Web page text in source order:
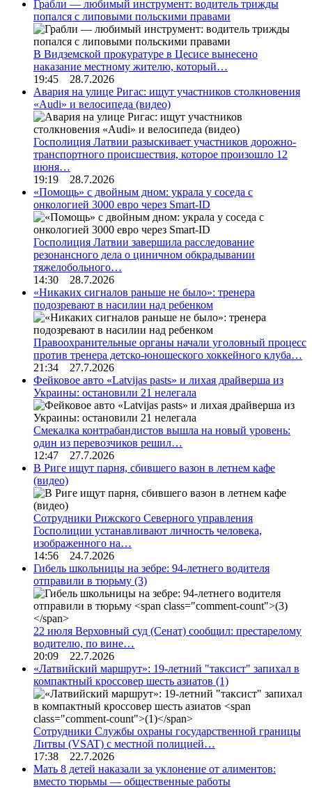
Грабли — любимый инструмент: водитель трижды
попался с липовыми польскими правами
В Видземской прокуратуре в Цесисе вынесено
наказание местному жителю, который…
19:45 28.7.2026
Авария на улице Ригас: ищут участников столкновения
«Audi» и велосипеда (видео)
Госполиция Латвии разыскивает участников дорожно-
транспортного происшествия, которое произошло 12
июня…
19:19 28.7.2026
«Помощь» с двойным дном: украла у соседа с
онкологией 3000 евро через Smart-ID
Госполиция Латвии завершила расследование
резонансного дела о циничном обкрадывании
тяжелобольного…
14:30 28.7.2026
«Никаких сигналов раньше не было»: тренера
подозревают в насилии над ребенком
Правоохранительные органы начали уголовный процесс
против тренера детско-юношеского хоккейного клуба…
21:34 27.7.2026
Фейковое авто «Latvijas pasts» и лихая драйверша из
Украины: остановили 21 нелегала
Смекалка контрабандистов вышла на новый уровень:
один из перевозчиков решил…
12:47 27.7.2026
В Риге ищут парня, сбившего вазон в летнем кафе
(видео)
Сотрудники Рижского Северного управления
Госполиции устанавливают личность человека,
изображенного на…
14:56 24.7.2026
Гибель школьницы на зебре: 94-летнего водителя
отправили в тюрьму (3)
22 июля Верховный суд (Сенат) сообщил: престарелому
водителю, по вине…
20:09 22.7.2026
«Латвийский маршрут»: 19-летний "таксист" запихал в
компактный кроссовер шесть азиатов (1)
Сотрудники Службы охраны государственной границы
Литвы (VSAT) с местной полицией…
17:38 22.7.2026
Мать 8 детей наказали за уклонение от алиментов:
вместо тюрьмы — общественные работы